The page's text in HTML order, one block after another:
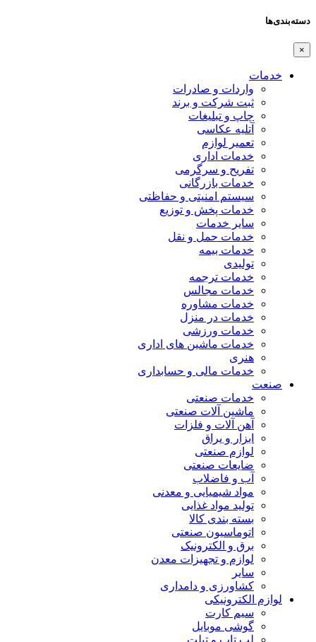
دسته‌بندی‌ها
×
خدمات
واردات و صادرات
ثبت شرکت و برند
چاپ و تبلیغات
آتلیه عکاسی
تعمیر لوازم
خدمات اداری
تفریح و سرگرمی
خدمات بازرگانی
سیستم امنیتی و حفاظتی
خدمات پخش و توزیع
سایر خدمات
خدمات حمل و نقل
خدمات بیمه
تولیدی
خدمات ترجمه
خدمات مجالس
خدمات مشاوره
خدمات در منزل
خدمات ورزشی
خدمات ماشین های اداری
هنری
خدمات مالی و حسابداری
صنعت
خدمات صنعتی
ماشین آلات صنعتی
آهن آلات و فلزات
ابزار و یراق
لوازم صنعتی
ضایعات صنعتی
آب و فاضلاب
مواد شیمیایی و معدنی
تولید مواد غذایی
بسته بندی کالا
اتوماسیون صنعتی
برق و الکترونیک
لوازم و تجهیزات معدن
سایر
کشاورزی و دامداری
لوازم الکترونیکی
سیم کارت
گوشی موبایل